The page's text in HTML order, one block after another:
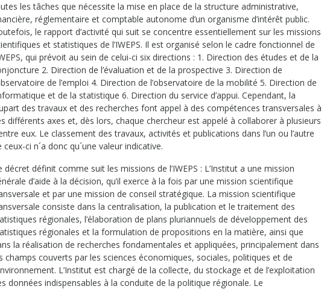
les tâches que nécessite la mise en place de la structure administrative,
réglementaire et comptable autonome d’un organisme d’intérêt public.
le rapport d’activité qui suit se concentre essentiellement sur les missions
et statistiques de l’IWEPS. Il est organisé selon le cadre fonctionnel de
qui prévoit au sein de celui-ci six directions : 1. Direction des études et de la
2. Direction de l’évaluation et de la prospective 3. Direction de
de l’emploi 4. Direction de l’observatoire de la mobilité 5. Direction de
et de la statistique 6. Direction du service d’appui. Cependant, la
des travaux et des recherches font appel à des compétences transversales à
différents axes et, dès lors, chaque chercheur est appelé à collaborer à plusieurs
eux. Le classement des travaux, activités et publications dans l’un ou l’autre
ceux-ci n´a donc qu´une valeur indicative.
décret définit comme suit les missions de l’IWEPS : L’Institut a une mission
d’aide à la décision, qu’il exerce à la fois par une mission scientifique
et par une mission de conseil stratégique. La mission scientifique
consiste dans la centralisation, la publication et le traitement des
régionales, l’élaboration de plans pluriannuels de développement des
régionales et la formulation de propositions en la matière, ainsi que
la réalisation de recherches fondamentales et appliquées, principalement dans
champs couverts par les sciences économiques, sociales, politiques et de
L’Institut est chargé de la collecte, du stockage et de l’exploitation
données indispensables à la conduite de la politique régionale. Le